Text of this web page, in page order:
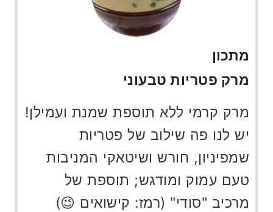
מתכון
מרק פטריות טבעוני
מרק קרמי ללא תוספת שמנת ועמילן!
יש לנו פה שילוב של פטריות
שמפיניון, חורש ושיטאקי המניבות
טעם עמוק ומודגש; תוספת של
מרכיב "סודי" (רמז: קישואים 😉)